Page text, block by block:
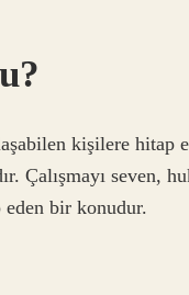
kişilere hitap
Çalışmayı seven,
bir konudur.